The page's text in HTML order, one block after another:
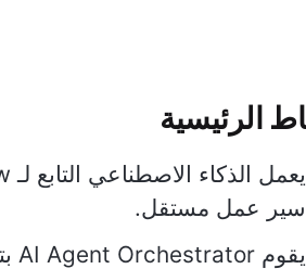
الرئيسية
سير عمل مستقل.
يقوم AI Agent Orchestrator بتنسيق المهام عبر الأقسام بذكاء.